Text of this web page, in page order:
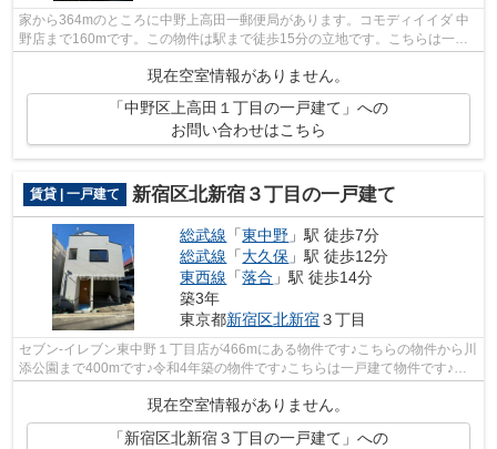
家から364mのところに中野上高田一郵便局があります。コモディイイダ 中
野店まで160mです。この物件は駅まで徒歩15分の立地です。こちらは一戸
建ての物件です。中野区エリアの様々な賃...
現在空室情報がありません。
「中野区上高田１丁目の一戸建て」への
お問い合わせはこちら
賃貸 | 一戸建て 新宿区北新宿３丁目の一戸建て
総武線 「東中野 」駅 徒歩7分
総武線 「大久保 」駅 徒歩12分
東西線 「落合 」駅 徒歩14分
築3年
東京都新宿区北新宿３丁目
セブン-イレブン東中野１丁目店が466mにある物件です♪こちらの物件から川
添公園まで400mです♪令和4年築の物件です♪こちらは一戸建て物件です♪ア
現在空室情報がありません。
「新宿区北新宿３丁目の一戸建て」への